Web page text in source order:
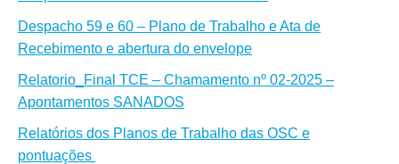
Despacho 59 e 60 – Plano de Trabalho e Ata de
Recebimento e abertura do envelope
Relatorio_Final TCE – Chamamento nº 02-2025 –
Apontamentos SANADOS
Relatórios dos Planos de Trabalho das OSC e
pontuações